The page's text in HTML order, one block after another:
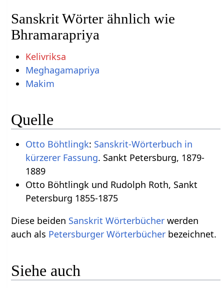
Sanskrit Wörter ähnlich wie
Bhramarapriya
Kelivriksa
Meghagamapriya
Makim
Quelle
Otto Böhtlingk: Sanskrit-Wörterbuch in
kürzerer Fassung. Sankt Petersburg, 1879-
1889
Otto Böhtlingk und Rudolph Roth, Sankt
Petersburg 1855-1875
Diese beiden Sanskrit Wörterbücher werden
auch als Petersburger Wörterbücher bezeichnet.
Siehe auch